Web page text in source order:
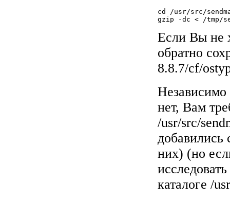
cd /usr/src/
gzip -dc < /tmp/
Если Вы не
обратно
8.8.7/cf/
Независимо
нет, Вам
/usr/src/
них) (но
каталоге /